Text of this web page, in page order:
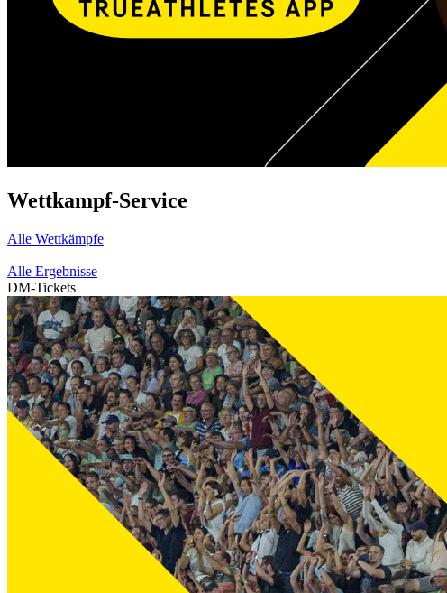
Wettkampf-Service
Alle Wettkämpfe
Alle Ergebnisse
DM-Tickets